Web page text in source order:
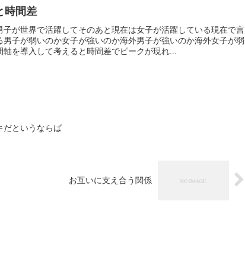
時間差
子が世界で活躍してそのあと現在は女子が活躍している現在で言
男子が弱いのか女子が強いのか海外男子が強いのか海外女子が弱
を導入して考えると時間差でピークが現れ...
だというならば
お互いに支え合う関係